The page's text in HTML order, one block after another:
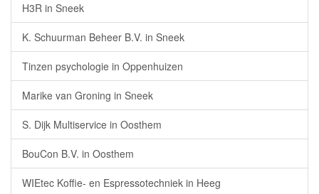
H3R in Sneek
K. Schuurman Beheer B.V. in Sneek
Tinzen psychologie in Oppenhuizen
Marike van Groning in Sneek
S. Dijk Multiservice in Oosthem
BouCon B.V. in Oosthem
WIEtec Koffie- en Espressotechniek in Heeg